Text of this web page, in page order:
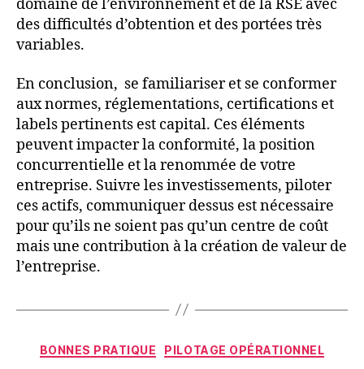
domaine de l’environnement et de la RSE avec
des difficultés d’obtention et des portées très
variables.
En conclusion, se familiariser et se conformer
aux normes, réglementations, certifications et
labels pertinents est capital. Ces éléments
peuvent impacter la conformité, la position
concurrentielle et la renommée de votre
entreprise. Suivre les investissements, piloter
ces actifs, communiquer dessus est nécessaire
pour qu’ils ne soient pas qu’un centre de coût
mais une contribution à la création de valeur de
l’entreprise.
Catégories
BONNES PRATIQUE PILOTAGE OPÉRATIONNEL